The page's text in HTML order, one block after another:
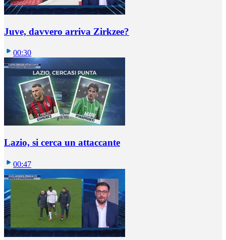
Juve, davvero arriva Zirkzee?
00:30
Lazio, si cerca un attaccante
00:47